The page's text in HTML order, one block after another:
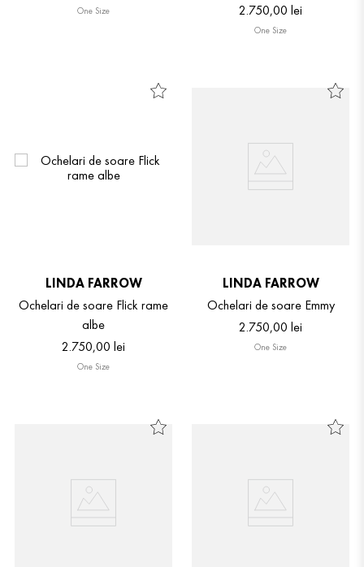
One Size
2.750,00 lei
One Size
LINDA FARROW
Ochelari de soare Flick rame
albe
2.750,00 lei
One Size
LINDA FARROW
Ochelari de soare Emmy
2.750,00 lei
One Size